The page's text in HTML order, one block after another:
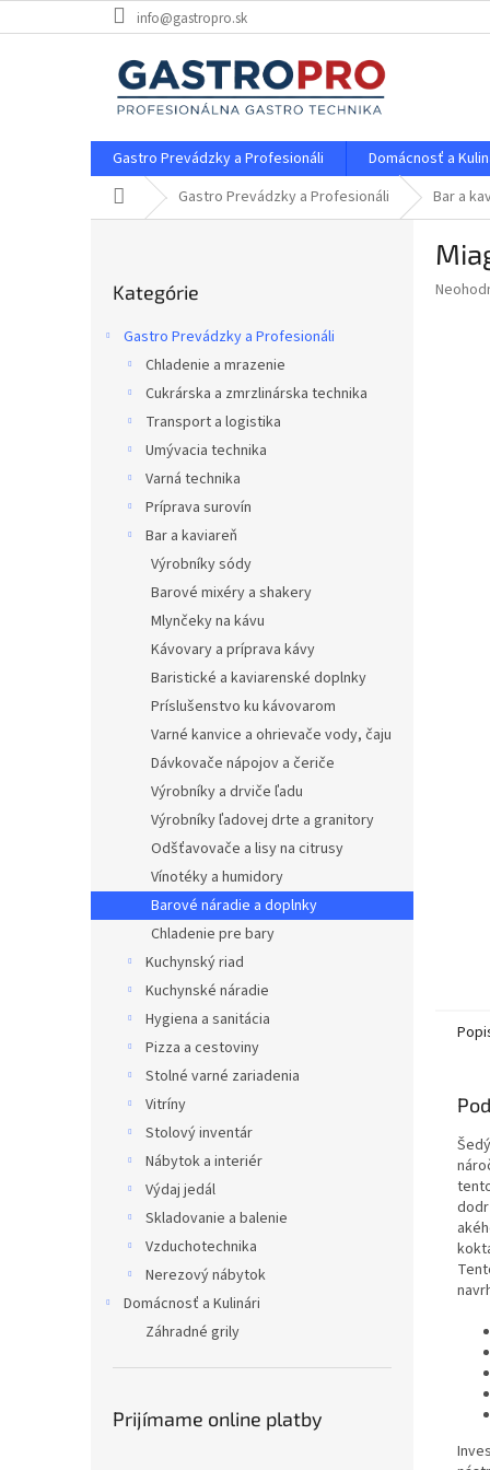
na
info@gastropro.sk
Gastro Prevádzky a Profesionáli
Domácnosť a
Domov Gastro Prevádzky a Profesionáli Bar a
kategórie
Kategórie
Gastro Prevádzky a Profesionáli
Chladenie a mrazenie
Cukrárska a zmrzlinárska technika
Transport a logistika
Umývacia technika
Varná technika
Príprava surovín
Bar a kaviareň
Výrobníky sódy
Barové mixéry a shakery
Mlynčeky na kávu
Kávovary a príprava kávy
Baristické a kaviarenské doplnky
Príslušenstvo ku kávovarom
Varné kanvice a ohrievače vody, čaju
Dávkovače nápojov a čeriče
Výrobníky a drviče ľadu
Výrobníky ľadovej drte a granitory
Odšťavovače a lisy na citrusy
Vínotéky a humidory
Barové náradie a doplnky
Chladenie pre bary
Kuchynský riad
Kuchynské náradie
Hygiena a sanitácia
Pizza a cestoviny
Stolné varné zariadenia
Vitríny
Stolový inventár
Nábytok a interiér
Výdaj jedál
Skladovanie a balenie
Vzduchotechnika
Nerezový nábytok
Domácnosť a Kulinári
Záhradné grily
Prijímame online platby